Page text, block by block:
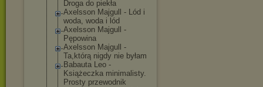
Droga do piekła
Axelsson Majgull - Lód i
woda, woda i lód
Axelsson Majgull -
Pępowina
Axelsson Majgull -
Ta,którą nigdy nie byłam
Babauta Leo -
Książeczka minimalisty.
Prosty przewodnik